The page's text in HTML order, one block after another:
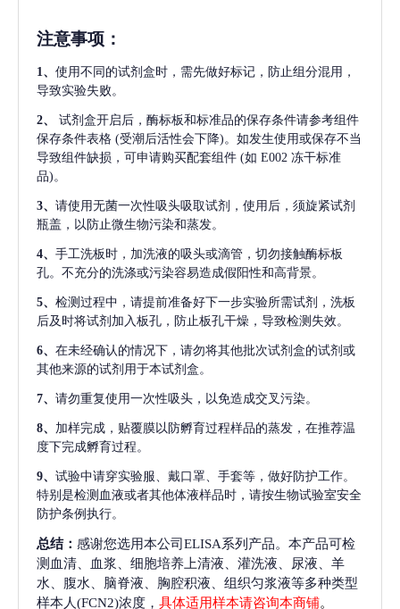
注意事项 ：
1、 使用不同的试剂盒时，需先做好标记，防止组分混用，
导致实验失败。
2、
试剂盒开启后，酶标板和标准品的保存条件请参考组件
保存条件表格 (受潮后活性会下降)。如发生使用或保存不当
导致组件缺损，可申请购买配套组件 (如 E002 冻干标准
品)。
3、 请使用无菌一次性吸头吸取试剂，使用后，须旋紧试剂
瓶盖，以防止微生物污染和蒸发。
4、 手工洗板时，加洗液的吸头或滴管，切勿接触酶标板
孔。不充分的洗涤或污染容易造成假阳性和高背景。
5、 检测过程中，请提前准备好下一步实验所需试剂，洗板
后及时将试剂加入板孔，防止板孔干燥，导致检测失效。
6、 在未经确认的情况下，请勿将其他批次试剂盒的试剂或
其他来源的试剂用于本试剂盒。
7、 请勿重复使用一次性吸头，以免造成交叉污染。
8、 加样完成，贴覆膜以防孵育过程样品的蒸发，在推荐温
度下完成孵育过程。
9、 试验中请穿实验服、戴口罩、手套等，做好防护工作。
特别是检测血液或者其他体液样品时，请按生物试验室安全
防护条例执行。
总结： 感谢您选用本公司ELISA系列产品。本产品可检
测血清、血浆、细胞培养上清液、灌洗液、尿液、羊
水、腹水、脑脊液、胸腔积液、组织匀浆液等多种类型
样本人(FCN2)浓度， 具体适用样本请咨询本商铺。